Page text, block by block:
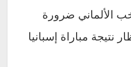
الألماني ضرورة
نتيجة مباراة إسبانيا